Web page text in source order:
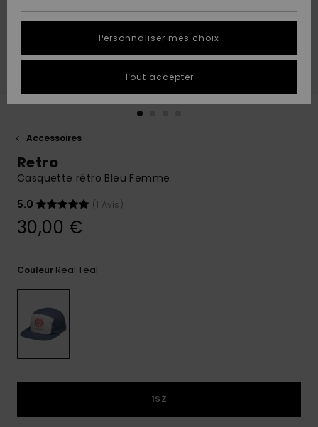
A
Découvrir
A
Découvrir
tailles
conversation
à votre
Démarrer
contact.
Consulter
la FAQ
QUIKSILVER
Accessoires
Retro
Casquette rétro Bleu Femme
5.0
(1 Avis)
30,00 €
Couleur Real Teal
1SZ
Personnaliser mes choix
Tout accepter